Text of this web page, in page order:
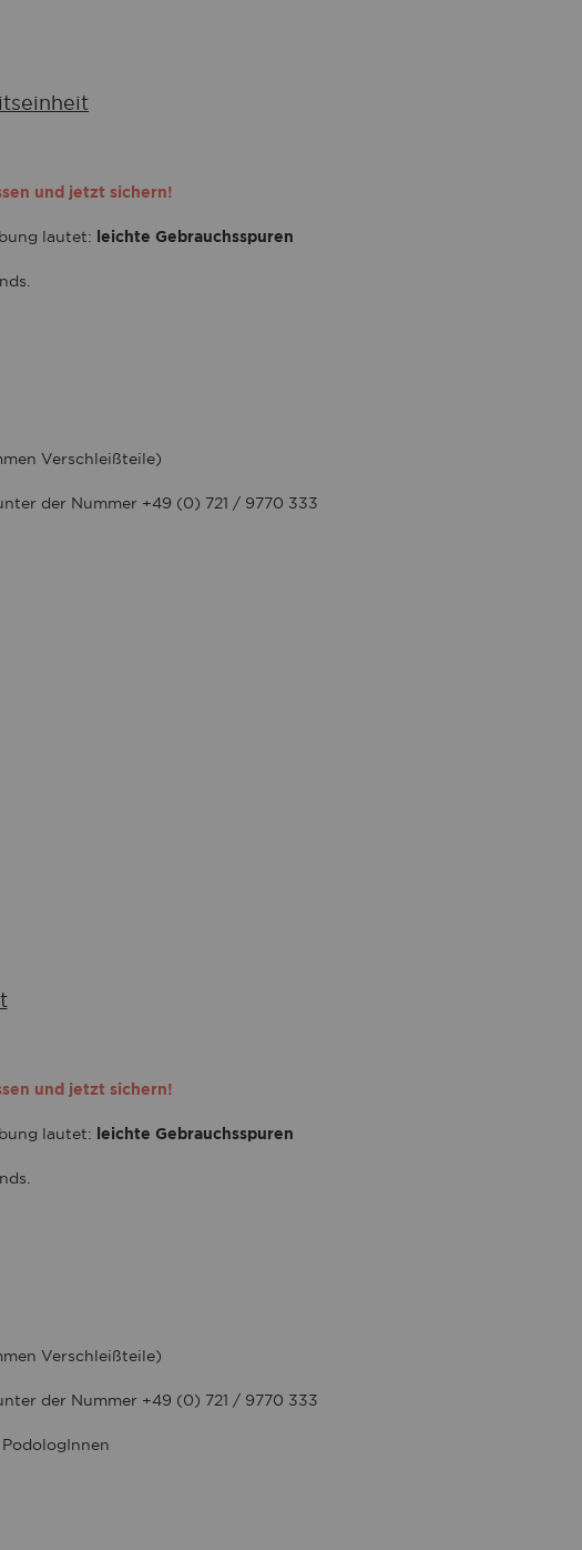
und jetzt sichern!
lautet: leichte Gebrauchsspuren
Verschleißteile)
der Nummer +49 (0) 721 / 9770 333
und jetzt sichern!
lautet: leichte Gebrauchsspuren
Verschleißteile)
der Nummer +49 (0) 721 / 9770 333